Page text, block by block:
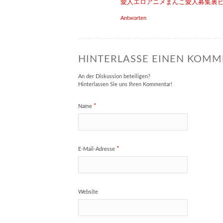
愛人 エロアニメ まんこ愛人募集裏
Antworten
HINTERLASSE EINEN
An der Diskussion beteiligen?
Hinterlassen Sie uns Ihren Kommentar!
Name *
E-Mail-Adresse *
Website